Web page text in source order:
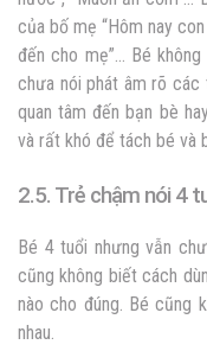
của bố mẹ “Hôm nay
đến cho mẹ”… Bé
chưa nói phát âm rõ các
quan tâm đến bạn bè
và rất khó để tách bé và
2.5. Trẻ chậm nói 4
Bé 4 tuổi nhưng vẫn
cũng không biết cách
nào cho đúng. Bé cũng
nhau.